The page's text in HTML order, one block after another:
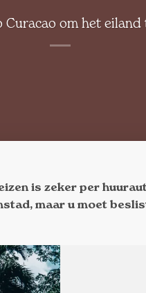
Curacao om het
is zeker per
maar u moet